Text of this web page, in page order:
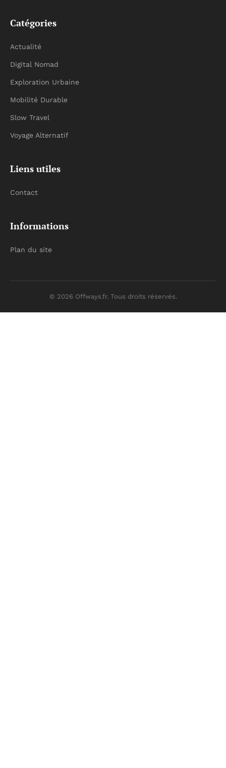
Catégories
Actualité
Digital Nomad
Exploration Urbaine
Mobilité Durable
Slow Travel
Voyage Alternatif
Liens utiles
Contact
Informations
Plan du site
© 2026 Offways.fr. Tous droits réservés.